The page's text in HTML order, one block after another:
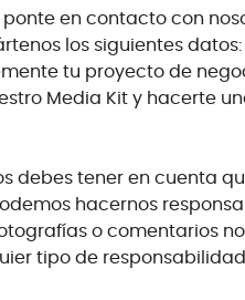
en contacto con
los siguientes
tu proyecto de
Media Kit y hacerte
debes tener en cuenta
hacernos
o comentarios
tipo de